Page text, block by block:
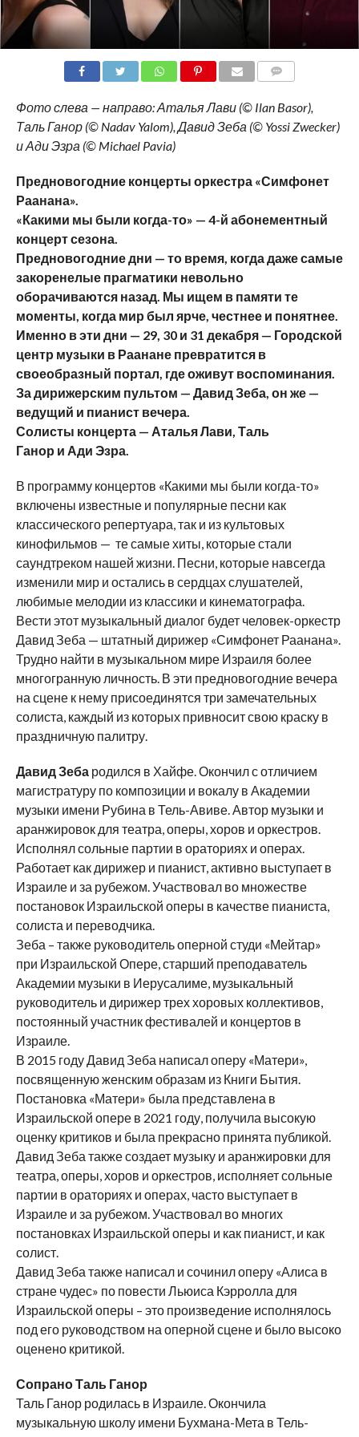
Фото слева — направо: Аталья Лави (© Ilan Basor),
Таль Ганор (© Nadav Yalom), Давид Зеба (© Yossi Zwecker)
и Ади Эзра (© Michael Pavia)
Предновогодние концерты оркестра «Симфонет
Раанана».
«Какими мы были когда-то» — 4-й абонементный
концерт сезона.
Предновогодние дни — то время, когда даже самые
закоренелые прагматики невольно
оборачиваются назад. Мы ищем в памяти те
моменты, когда мир был ярче, честнее и понятнее.
Именно в эти дни — 29, 30 и 31 декабря — Городской
центр музыки в Раанане превратится в
своеобразный портал, где оживут воспоминания.
За дирижерским пультом — Давид Зеба, он же —
ведущий и пианист вечера.
Солисты концерта — Аталья Лави, Таль
Ганор и Ади Эзра.
В программу концертов «Какими мы были когда-то»
включены известные и популярные песни как
классического репертуара, так и из культовых
кинофильмов — те самые хиты, которые стали
саундтреком нашей жизни. Песни, которые навсегда
изменили мир и остались в сердцах слушателей,
любимые мелодии из классики и кинематографа.
Вести этот музыкальный диалог будет человек-оркестр
Давид Зеба — штатный дирижер «Симфонет Раанана».
Трудно найти в музыкальном мире Израиля более
многогранную личность. В эти предновогодние вечера
на сцене к нему присоединятся три замечательных
солиста, каждый из которых привносит свою краску в
праздничную палитру.
Давид Зеба родился в Хайфе. Окончил с отличием
магистратуру по композиции и вокалу в Академии
музыки имени Рубина в Тель-Авиве. Автор музыки и
аранжировок для театра, оперы, хоров и оркестров.
Исполнял сольные партии в ораториях и операх.
Работает как дирижер и пианист, активно выступает в
Израиле и за рубежом. Участвовал во множестве
постановок Израильской оперы в качестве пианиста,
солиста и переводчика.
Зеба – также руководитель оперной студи «Мейтар»
при Израильской Опере, старший преподаватель
Академии музыки в Иерусалиме, музыкальный
руководитель и дирижер трех хоровых коллективов,
постоянный участник фестивалей и концертов в
Израиле.
В 2015 году Давид Зеба написал оперу «Матери»,
посвященную женским образам из Книги Бытия.
Постановка «Матери» была представлена в
Израильской опере в 2021 году, получила высокую
оценку критиков и была прекрасно принята публикой.
Давид Зеба также создает музыку и аранжировки для
театра, оперы, хоров и оркестров, исполняет сольные
партии в ораториях и операх, часто выступает в
Израиле и за рубежом. Участвовал во многих
постановках Израильской оперы и как пианист, и как
солист.
Давид Зеба также написал и сочинил оперу «Алиса в
стране чудес» по повести Льюиса Кэрролла для
Израильской оперы – это произведение исполнялось
под его руководством на оперной сцене и было высоко
оценено критикой.
Сопрано Таль Ганор
Таль Ганор родилась в Израиле. Окончила
музыкальную школу имени Бухмана-Мета в Тель-